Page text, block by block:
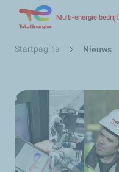
Multi-energie bedrijf
Kruimelpad
Startpagina Nieuws